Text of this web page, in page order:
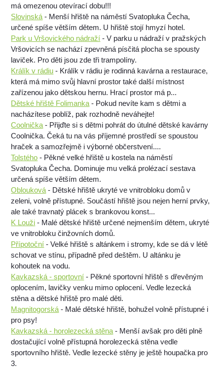
má omezenou otevírací dobu!!!
Slovinská - Menší hřiště na náměstí Svatopluka Čecha,
určené spíše větším dětem. U hřiště stojí hmyzí hotel.
Park u Vršovického nádraží - V parku u nádraží v pražských
Vršovicích se nachází zpevněná písčitá plocha se spousty
laviček. Pro děti jsou zde tři trampolíny.
Králík v rádiu - Králík v rádiu je rodinná kavárna a restaurace,
která má mimo svůj hlavní prostor také další místnost
zařízenou jako dětskou hernu. Hrací prostor má p...
Dětské hřiště Folimanka - Pokud nevíte kam s dětmi a
nacházítese poblíž, pak rozhodně neváhejte!
Coolnička - Přijďte si s dětmi pohrát do útulné dětské kavárny
Coolnička. Čeká tu na vás příjemné prostředí se spoustou
hraček a samozřejmě i výborné občerstvení....
Tolstého - Pěkné velké hřiště u kostela na náměstí
Svatopluka Čecha. Dominuje mu velká prolézací sestava
určená spíše větším dětem.
Oblouková - Dětské hřiště ukryté ve vnitrobloku domů v
zeleni, volně přístupné. Součástí hřiště jsou nejen herní prvky,
ale také travnatý plácek s brankovou konst...
K Louži - Malé dětské hřiště určené nejmenším dětem, ukryté
ve vnitrobloku činžovních domů.
Přípotoční - Velké hřiště s altánkem i stromy, kde se dá v létě
schovat ve stínu, případně před deštěm. U altánku je
kohoutek na vodu.
Kavkazská - sportovní - Pěkné sportovní hřiště s dřevěným
oplocením, lavičky venku mimo oplocení. Vedle lezecká
stěna a dětské hřiště pro malé děti.
Magnitogorská - Malé dětské hřiště, bohužel volně přístupné i
pro psy!
Kavkazská - horolezecká stěna - Menší avšak pro děti plně
dostačující volně přístupná horolezecká stěna vedle
sportovního hřiště. Vedle lezecké stěny je ještě houpačka pro
3.